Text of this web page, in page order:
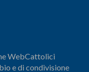
WebCattolici
e di condivisione